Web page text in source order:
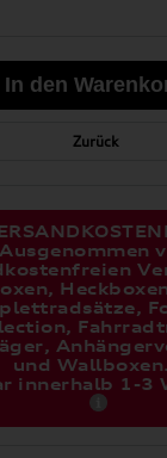
Zurück
und
innerhalb 1-3